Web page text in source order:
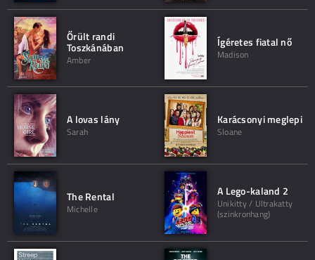
Őrült randi
Toszkánában
Amber
Ígéretes fiatal nő
Madison
A lovas lány
Sarah
Karácsonyi meglepi
Sloane
The Rental
Michelle
A Lego-kaland 2
Unikitty / Ultrakatty
(szinkronhang)